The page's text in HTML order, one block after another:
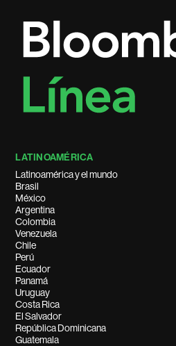
LATINOAMÉRICA
Latinoamérica y el mundo
Brasil
México
Argentina
Colombia
Venezuela
Chile
Perú
Ecuador
Panamá
Uruguay
Costa Rica
El Salvador
República Dominicana
Guatemala